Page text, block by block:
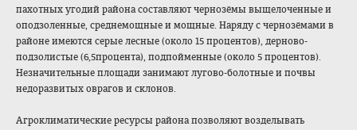
пахотных угодий района составляют чернозёмы выщелоченные и
оподзоленные, среднемощные и мощные. Наряду с чернозёмами в
районе имеются серые лесные (около 15 процентов), дерново-
подзолистые (6,5процента), подпойменные (около 5 процентов).
Незначительные площади занимают лугово-болотные и почвы
недоразвитых оврагов и склонов.
Агроклиматические ресурсы района позволяют возделывать